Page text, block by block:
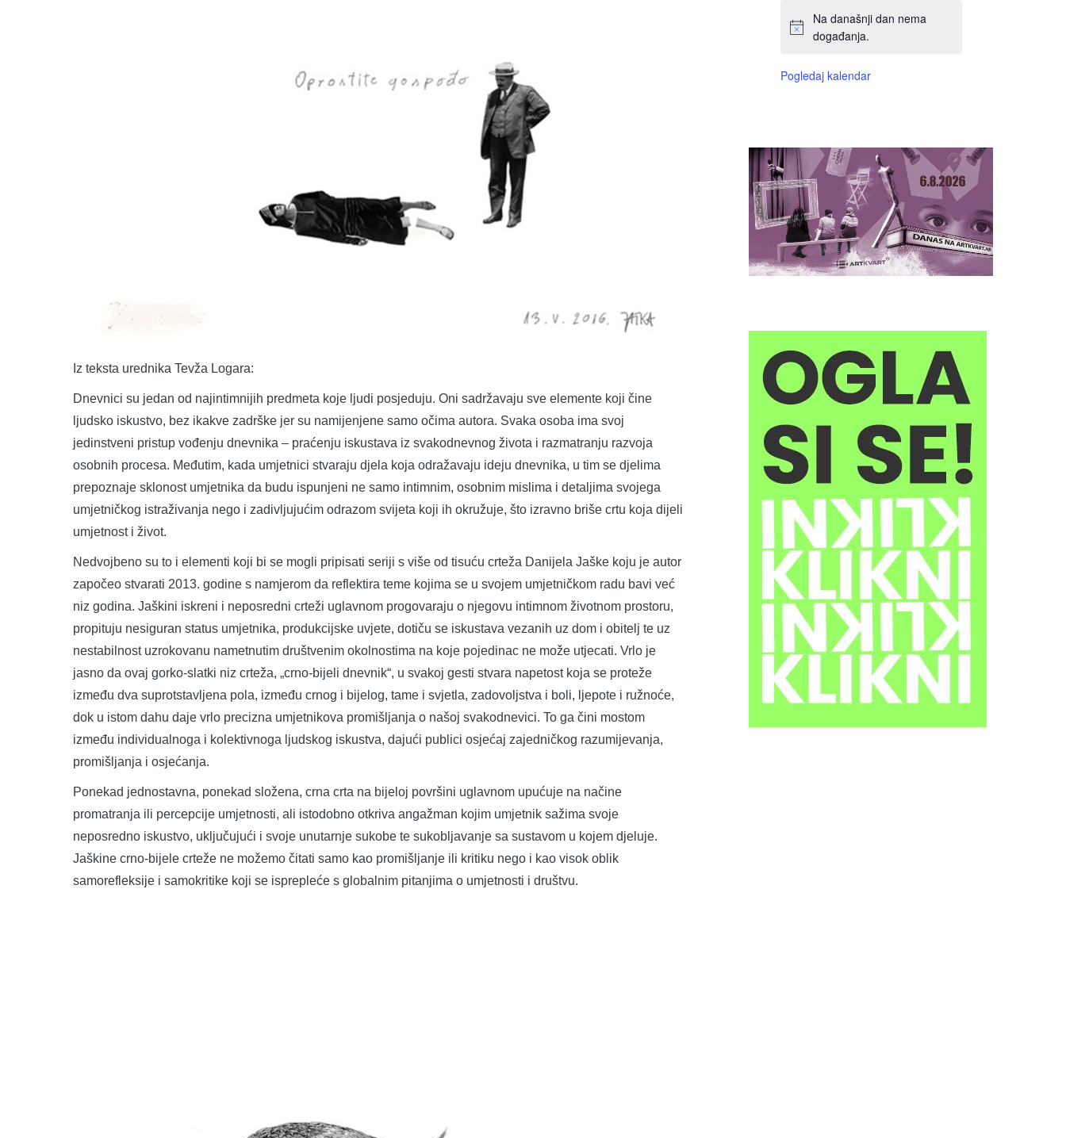
Iz teksta urednika Tevža Logara:
Dnevnici su jedan od najintimnijih predmeta koje ljudi posjeduju. Oni sadržavaju sve elemente koji čine
ljudsko iskustvo, bez ikakve zadrške jer su namijenjene samo očima autora. Svaka osoba ima svoj
jedinstveni pristup vođenju dnevnika – praćenju iskustava iz svakodnevnog života i razmatranju razvoja
osobnih procesa. Međutim, kada umjetnici stvaraju djela koja odražavaju ideju dnevnika, u tim se djelima
prepoznaje sklonost umjetnika da budu ispunjeni ne samo intimnim, osobnim mislima i detaljima svojega
umjetničkog istraživanja nego i zadivljujućim odrazom svijeta koji ih okružuje, što izravno briše crtu koja dijeli
umjetnost i život.
Nedvojbeno su to i elementi koji bi se mogli pripisati seriji s više od tisuću crteža Danijela Jaške koju je autor
započeo stvarati 2013. godine s namjerom da reflektira teme kojima se u svojem umjetničkom radu bavi već
niz godina. Jaškini iskreni i neposredni crteži uglavnom progovaraju o njegovu intimnom životnom prostoru,
propituju nesiguran status umjetnika, produkcijske uvjete, dotiču se iskustava vezanih uz dom i obitelj te uz
nestabilnost uzrokovanu nametnutim društvenim okolnostima na koje pojedinac ne može utjecati. Vrlo je
jasno da ovaj gorko-slatki niz crteža, „crno-bijeli dnevnik“, u svakoj gesti stvara napetost koja se proteže
između dva suprotstavljena pola, između crnog i bijelog, tame i svjetla, zadovoljstva i boli, ljepote i ružnoće,
dok u istom dahu daje vrlo precizna umjetnikova promišljanja o našoj svakodnevici. To ga čini mostom
između individualnoga i kolektivnoga ljudskog iskustva, dajući publici osjećaj zajedničkog razumijevanja,
promišljanja i osjećanja.
Ponekad jednostavna, ponekad složena, crna crta na bijeloj površini uglavnom upućuje na načine
promatranja ili percepcije umjetnosti, ali istodobno otkriva angažman kojim umjetnik sažima svoje
neposredno iskustvo, uključujući i svoje unutarnje sukobe te sukobljavanje sa sustavom u kojem djeluje.
Jaškine crno-bijele crteže ne možemo čitati samo kao promišljanje ili kritiku nego i kao visok oblik
samorefleksije i samokritike koji se isprepleće s globalnim pitanjima o umjetnosti i društvu.
Na današnji dan nema
događanja.
Pogledaj kalendar